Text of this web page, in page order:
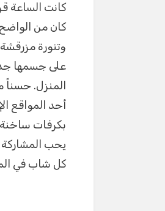
it
te
r
كانت الساعة
كان من
وتنورة
على جسمها
المنزل.
أحد المواقع
بكرفات ساخنة
يحب
كل شاب في